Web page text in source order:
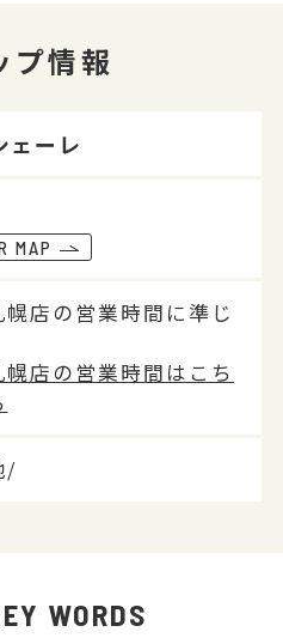
プ情報
ェーレ
MAP
幌店の営業時間に準じ
幌店の営業時間はこち
/
WORDS